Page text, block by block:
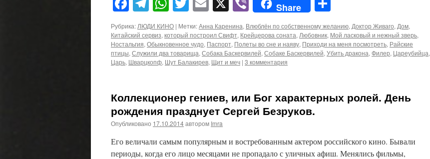
Share
Рубрика: ЛЮДИ КИНО | Метки:Анна Каренина, Влюблён по собственному желанию, Доктор Живаго, Дом,
Китайский сервиз, который построил Свифт, Крейцерова соната, Любовник, Мой ласковый и нежный зверь,
Ностальгия, Обыкновенное чудо, Паспорт, Полеты во сне и наяву, Приходи на меня посмотреть, Райские
птицы, Служили два товарища, Собака Баскервилей, Собаке Баскервилей, Убить дракона, Филер, Цареубийца,
Царь, Шварцкопф, Шут Балакирев, Щит и меч | 3 комментария
Коллекционер гениев, или Бог характерных ролей. День
рождения празднует Сергей Безруков.
Опубликовано 17.10.2014автором Imra
Его величали самым популярным и востребованным актером российского кино. Бывали
периоды, когда его лицо месяцами не пропадало с уличных афиш. Менялись фильмы,